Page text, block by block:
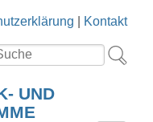
Kontakt
UND